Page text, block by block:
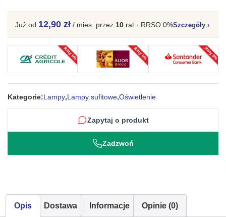
KITYA
Już od 12,90 zł / mies. przez 10 rat · RRSO 0%Szczegóły ›
Raty 0% Raty 0% Raty 0%
Kategorie:Lampy,Lampy sufitowe,Oświetlenie
Zapytaj o produkt
Zadzwoń
Opis Dostawa Informacje Opinie (0)